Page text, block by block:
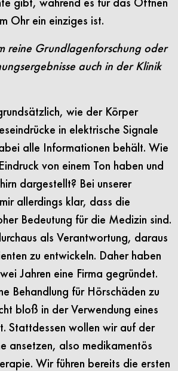
Ohr ein einziges ist.
reine Grundlagenforschung oder
auch in der Klinik
wie der Körper
in elektrische Signale
alle Informationen behält. Wie
von einem Ton haben und
dargestellt? Bei unserer
allerdings klar, dass die
Bedeutung für die Medizin sind.
als Verantwortung, daraus
zu entwickeln. Daher haben
Jahren eine Firma gegründet.
Behandlung für Hörschäden zu
bloß in der Verwendung eines
Stattdessen wollen wir auf der
ansetzen, also medikamentös
Wir führen bereits die ersten